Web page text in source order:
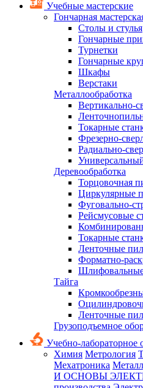
Учебные мастерские
Гончарная
Столы и стулья
Гончарные
Турнетки
Гончарные
Шкафы
Верстаки
Металлообработка
Вертикально-
Токарные
Фрезерно-
Радиально-
Деревообработка
Торцовочная
Циркулярные
Фуговально-
Рейсмусовые
Токарные
Ленточные
Форматно-
Шлифовальные
Тайга
Ленточные
Грузоподъемное
Учебно-лабораторное
Химия Метрология
Мехатроника
И ОСНОВЫ